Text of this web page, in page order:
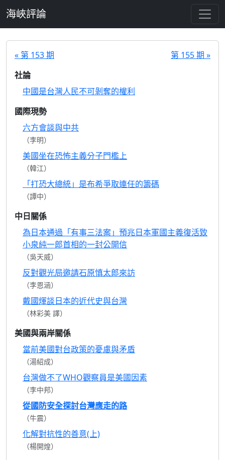
海峽評論
« 第 153 期
第 155 期 »
社論
中國是台灣人民不可剝奪的權利
國際現勢
六方會談與中共
（李明）
美國坐在恐怖主義分子門檻上
（韓江）
「打恐大總統」是布希爭取連任的籌碼
（譚中）
中日關係
為日本通過「有事三法案」預兆日本軍國主義復活致
小泉純一郎首相的一封公開信
（吳天威）
反對觀光局邀請石原慎太郎來訪
（李恩涵）
戴國煇談日本的近代史與台灣
（林彩美 譯）
美國與兩岸關係
當前美國對台政策的憂慮與矛盾
（湯紹成）
台灣做不了WHO觀察員是美國因素
（李中邦）
從國防安全探討台灣應走的路
（牛震）
化解對抗性的善意(上)
（楊開煌）